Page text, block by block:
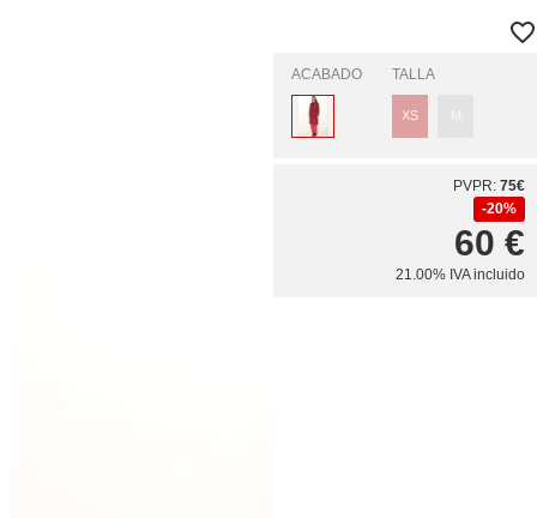
ACABADO TALLA
XS M
PVPR: 75€
20%
60 €
21.00% IVA incluido